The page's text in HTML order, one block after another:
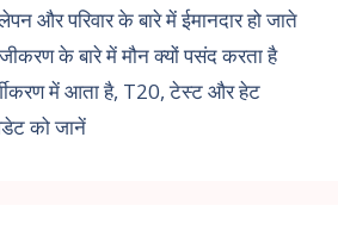
और परिवार के बारे में ईमानदार हो जाते
के बारे में मौन क्यों पसंद करता है
में आता है, T20, टेस्ट और हेट
को जानें